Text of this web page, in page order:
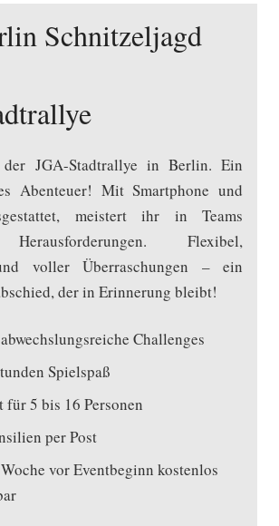
JGA-Stadtrallye in Berlin. Ein
Abenteuer! Mit Smartphone und
meistert ihr in Teams
Herausforderungen. Flexibel,
voller Überraschungen – ein
der in Erinnerung bleibt!
Challenges
Spielspaß
für 5 bis 16 Personen
per Post
vor Eventbeginn kostenlos